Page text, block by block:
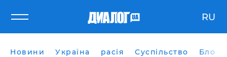
RU
Новини Україна расія Суспільство Блоги